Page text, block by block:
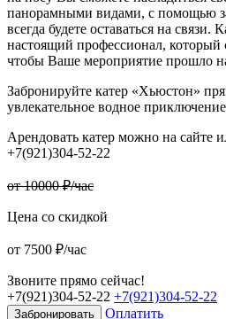
панорамными видами, с помощью
всегда будете оставаться на
настоящий профессионал, который
чтобы Ваше мероприятие прошло
Забронируйте катер «Хьюстон»
увлекательное водное
Арендовать катер можно на сайте
+7(921)304-52-22
от 10000 ₽/час
Цена со скидкой
от 7500 ₽/час
Звоните прямо сейчас!
+7(921)304-52-22 +7(921)304-52-22
Забронировать
Оплатить